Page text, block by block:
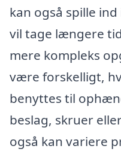
kan også spille
vil tage længere
mere kompleks
være forskelligt,
benyttes til
beslag, skruer
også kan variere